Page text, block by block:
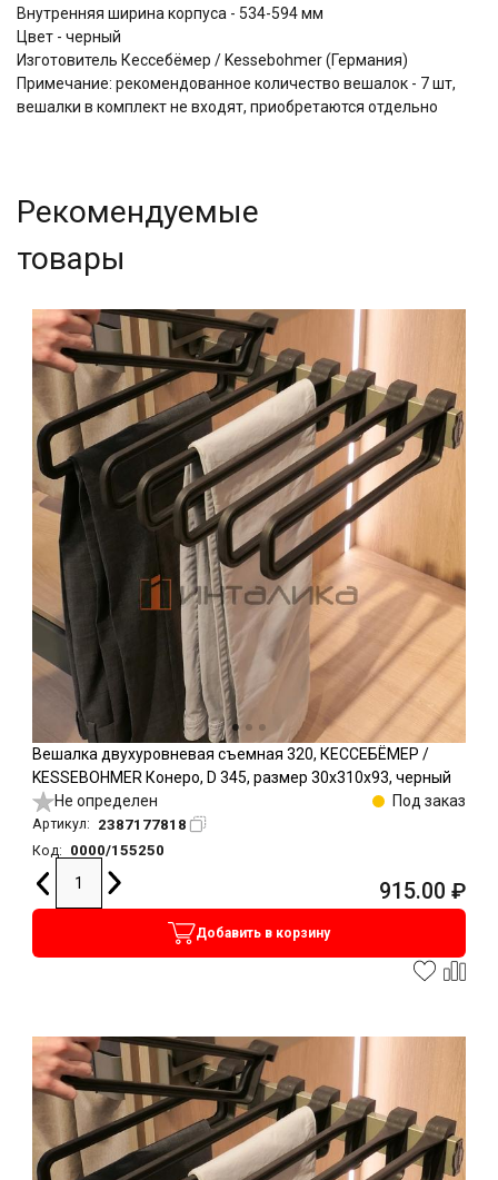
Внутренняя ширина корпуса - 534-594 мм
Цвет - черный
Изготовитель Кессебёмер / Kessebohmer (Германия)
Примечание: рекомендованное количество вешалок - 7 шт,
вешалки в комплект не входят, приобретаются отдельно
Рекомендуемые
товары
Вешалка двухуровневая съемная 320, КЕССЕБЁМЕР /
KESSEBOHMER Конеро, D 345, размер 30x310x93, черный
Не определен
Под заказ
Артикул: 2387177818
Код: 0000/155250
915.00 ₽
Добавить в корзину